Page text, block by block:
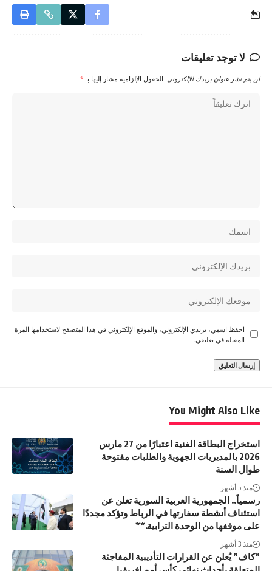
لا توجد تعليقات
لن يتم نشر عنوان بريدك الإلكتروني. الحقول الإلزامية مشار إليها بـ *
احفظ اسمي، بريدي الإلكتروني، والموقع الإلكتروني في هذا المتصفح لاستخدامها المرة
المقبلة في تعليقي.
You Might Also Like
استخراج البطاقة الفنية اعتبارًا من 27 مارس
2026 بالمديريات الجهوية والطلبات مفتوحة
طوال السنة
منذ 5 أشهر
رسمياً.. الجمهورية العربية السورية تعلن عن
استئناف أنشطة سفارتها في الرباط وتؤكد مجددًا
على موقفها من الوحدة الترابية.**
منذ 3 أشهر
“كاف” يُعلن عن القرارات التأديبية المفاجئة